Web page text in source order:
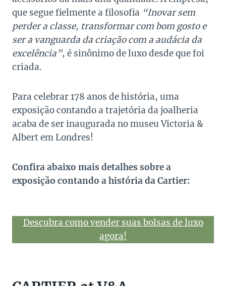
que segue fielmente a filosofia “Inovar sem
perder a classe, transformar com bom gosto e
ser a vanguarda da criação com a audácia da
excelência”, é sinônimo de luxo desde que foi
criada.
Para celebrar 178 anos de história, uma
exposição contando a trajetória da joalheria
acaba de ser inaugurada no museu Victoria &
Albert em Londres!
Confira abaixo mais detalhes sobre a
exposição contando a história da Cartier:
Descubra como vender suas bolsas de luxo
agora!